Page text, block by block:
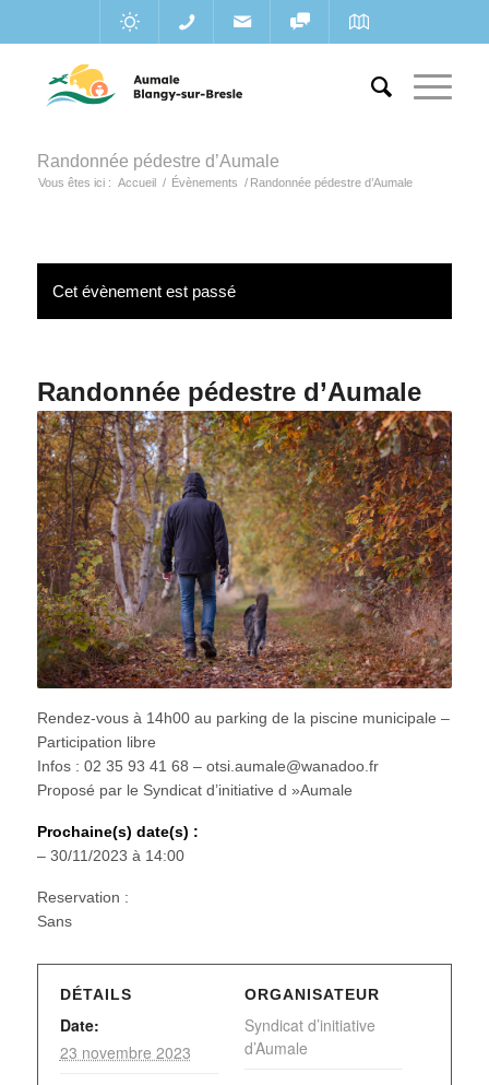
Randonnée pédestre d’Aumale
Vous êtes ici : Accueil / Évènements / Randonnée pédestre d’Aumale
Cet évènement est passé
Randonnée pédestre d’Aumale
Rendez-vous à 14h00 au parking de la piscine municipale –
Participation libre
Infos : 02 35 93 41 68 – otsi.aumale@wanadoo.fr
Proposé par le Syndicat d’initiative d »Aumale
Prochaine(s) date(s) :
– 30/11/2023 à 14:00
Reservation :
Sans
DÉTAILS
Date:
23 novembre 2023
ORGANISATEUR
Syndicat d’initiative
d’Aumale